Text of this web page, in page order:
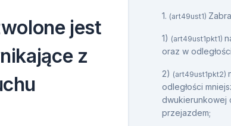
jest
z
1. (art49ust1)
1) (art49ust1pkt1)
oraz w
2) (art49ust1pkt2)
odległości
dwukierunkowej
przejazdem;